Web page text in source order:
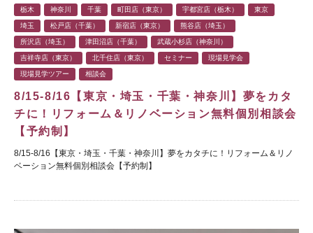
栃木 神奈川 千葉 町田店（東京） 宇都宮店（栃木） 東京
埼玉 松戸店（千葉） 新宿店（東京） 熊谷店（埼玉）
所沢店（埼玉） 津田沼店（千葉） 武蔵小杉店（神奈川）
吉祥寺店（東京） 北千住店（東京） セミナー 現場見学会
現場見学ツアー 相談会
8/15-8/16【東京・埼玉・千葉・神奈川】夢をカタ
チに！リフォーム＆リノベーション無料個別相談会
【予約制】
8/15-8/16【東京・埼玉・千葉・神奈川】夢をカタチに！リフォーム＆リノ
ベーション無料個別相談会【予約制】